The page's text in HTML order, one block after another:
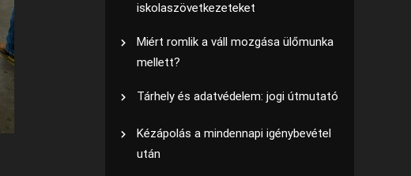
iskolaszövetkezeteket
Miért romlik a váll mozgása ülőmunka
mellett?
Tárhely és adatvédelem: jogi útmutató
Kézápolás a mindennapi igénybevétel
után